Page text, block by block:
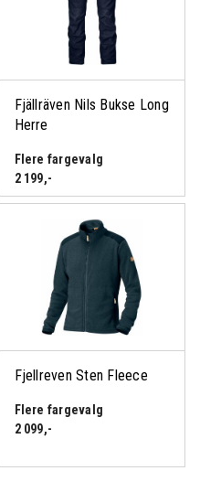
Fjällräven Nils Bukse Long
Herre
Flere fargevalg
2 199,-
Fjellreven Sten Fleece
Flere fargevalg
2 099,-